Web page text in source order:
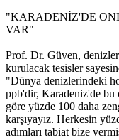
"KARADENİZ'DE
VAR"
Prof. Dr. Güven,
kurulacak tesisler
"Dünya denizlerindeki
ppb'dir, Karadeniz'de
göre yüzde 100 daha
karşıyayız. Herkesin
adımları tabiat bize